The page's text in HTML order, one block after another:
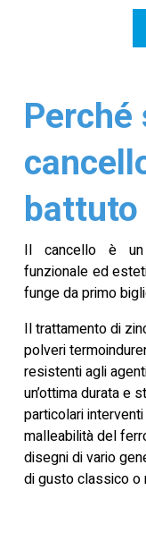
Perché
battuto
Il cancello è un
funzionale ed
funge da primo
Il trattamento di
polveri
resistenti agli
un’ottima durata e
particolari
malleabilità del
disegni di vario
di gusto classico o